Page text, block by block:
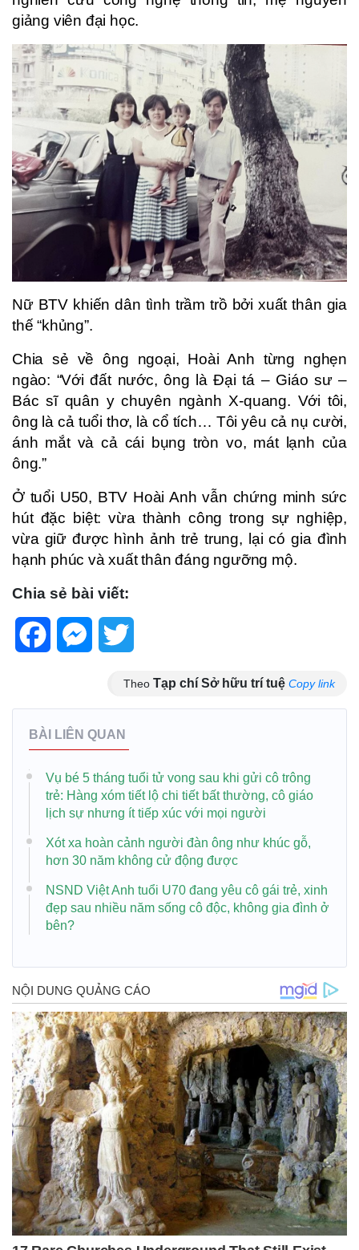
giảng viên đại học.
Nữ BTV khiến dân tình trầm trồ bởi xuất thân gia
thế “khủng”.
Chia sẻ về ông ngoại, Hoài Anh từng nghẹn
ngào: “Với đất nước, ông là Đại tá – Giáo sư –
Bác sĩ quân y chuyên ngành X-quang. Với tôi,
ông là cả tuổi thơ, là cổ tích… Tôi yêu cả nụ cười,
ánh mắt và cả cái bụng tròn vo, mát lạnh của
ông.”
Ở tuổi U50, BTV Hoài Anh vẫn chứng minh sức
hút đặc biệt: vừa thành công trong sự nghiệp,
vừa giữ được hình ảnh trẻ trung, lại có gia đình
hạnh phúc và xuất thân đáng ngưỡng mộ.
Chia sẻ bài viết:
FacebookMessenger
Theo Tạp chí Sở hữu trí tuệ Copy link
BÀI LIÊN QUAN
Vụ bé 5 tháng tuổi tử vong sau khi gửi cô trông
trẻ: Hàng xóm tiết lộ chi tiết bất thường, cô giáo
lịch sự nhưng ít tiếp xúc với mọi người
Xót xa hoàn cảnh người đàn ông như khúc gỗ,
hơn 30 năm không cử động được
NSND Việt Anh tuổi U70 đang yêu cô gái trẻ, xinh
đẹp sau nhiều năm sống cô độc, không gia đình ở
bên?